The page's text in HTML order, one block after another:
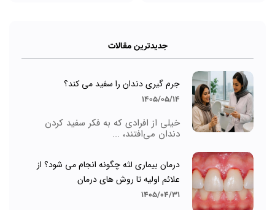
جدیدترین مقالات
جرم گیری دندان را سفید می کند؟
1405/05/14
خیلی از افرادی که به فکر سفید کردن
دندان می‌افتند، ...
درمان بیماری لثه چگونه انجام می شود؟ از
علائم اولیه تا روش های درمان
1405/04/31